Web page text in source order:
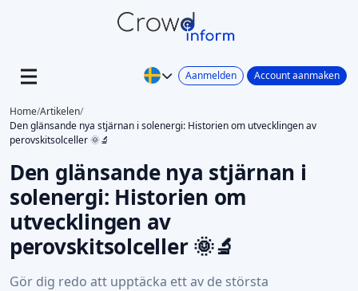
Aanmelden Account aanmaken
Home/Artikelen/
Den glänsande nya stjärnan i solenergi: Historien om utvecklingen av
perovskitsolceller 🌞🔬
Den glänsande nya stjärnan i
solenergi: Historien om
utvecklingen av
perovskitsolceller 🌞🔬
Gör dig redo att upptäcka ett av de största